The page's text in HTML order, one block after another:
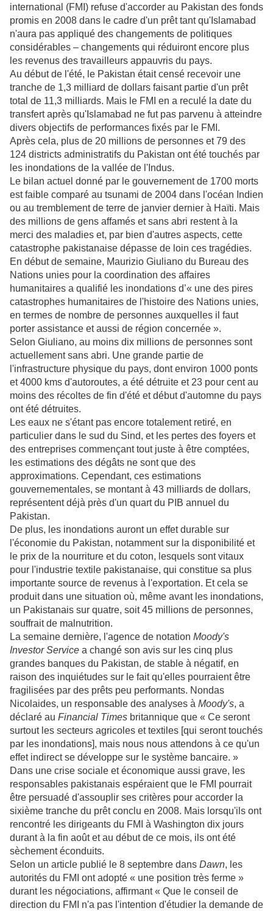
international (FMI) refuse d'accorder au Pakistan des fonds
promis en 2008 dans le cadre d'un prêt tant qu'Islamabad
n'aura pas appliqué des changements de politiques
considérables – changements qui réduiront encore plus
les revenus des travailleurs appauvris du pays.
Au début de l'été, le Pakistan était censé recevoir une
tranche de 1,3 milliard de dollars faisant partie d'un prêt
total de 11,3 milliards. Mais le FMI en a reculé la date du
transfert après qu'Islamabad ne fut pas parvenu à atteindre
divers objectifs de performances fixés par le FMI.
Après cela, plus de 20 millions de personnes et 79 des
124 districts administratifs du Pakistan ont été touchés par
les inondations de la vallée de l'Indus.
Le bilan actuel donné par le gouvernement de 1700 morts
est faible comparé au tsunami de 2004 dans l'océan Indien
ou au tremblement de terre de janvier dernier à Haïti. Mais
des millions de gens affamés et sans abri restent à la
merci des maladies et, par bien d'autres aspects, cette
catastrophe pakistanaise dépasse de loin ces tragédies.
En début de semaine, Maurizio Giuliano du Bureau des
Nations unies pour la coordination des affaires
humanitaires a qualifié les inondations d’« une des pires
catastrophes humanitaires de l'histoire des Nations unies,
en termes de nombre de personnes auxquelles il faut
porter assistance et aussi de région concernée ».
Selon Giuliano, au moins dix millions de personnes sont
actuellement sans abri. Une grande partie de
l'infrastructure physique du pays, dont environ 1000 ponts
et 4000 kms d'autoroutes, a été détruite et 23 pour cent au
moins des récoltes de fin d'été et début d'automne du pays
ont été détruites.
Les eaux ne s'étant pas encore totalement retiré, en
particulier dans le sud du Sind, et les pertes des foyers et
des entreprises commençant tout juste à être comptées,
les estimations des dégâts ne sont que des
approximations. Cependant, ces estimations
gouvernementales, se montant à 43 milliards de dollars,
représentent déjà près d'un quart du PIB annuel du
Pakistan.
De plus, les inondations auront un effet durable sur
l'économie du Pakistan, notamment sur la disponibilité et
le prix de la nourriture et du coton, lesquels sont vitaux
pour l'industrie textile pakistanaise, qui constitue sa plus
importante source de revenus à l'exportation. Et cela se
produit dans une situation où, même avant les inondations,
un Pakistanais sur quatre, soit 45 millions de personnes,
souffrait de malnutrition.
La semaine dernière, l'agence de notation Moody's
Investor Service a changé son avis sur les cinq plus
grandes banques du Pakistan, de stable à négatif, en
raison des inquiétudes sur le fait qu'elles pourraient être
fragilisées par des prêts peu performants. Nondas
Nicolaides, un responsable des analyses à Moody's, a
déclaré au Financial Times britannique que « Ce seront
surtout les secteurs agricoles et textiles [qui seront touchés
par les inondations], mais nous nous attendons à ce qu'un
effet indirect se développe sur le système bancaire. »
Dans une crise sociale et économique aussi grave, les
responsables pakistanais espéraient que le FMI pourrait
être persuadé d'assouplir ses critères pour accorder la
sixième tranche du prêt conclu en 2008. Mais lorsqu'ils ont
rencontré les dirigeants du FMI à Washington dix jours
durant à la fin août et au début de ce mois, ils ont été
sèchement éconduits.
Selon un article publié le 8 septembre dans Dawn, les
autorités du FMI ont adopté « une position très ferme »
durant les négociations, affirmant « Que le conseil de
direction du FMI n'a pas l'intention d'étudier la demande de